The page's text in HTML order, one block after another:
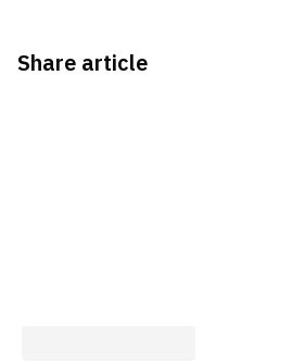
Share article